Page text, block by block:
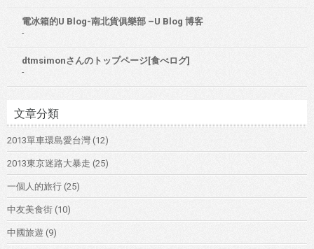
電冰箱的U Blog-南北貨俱樂部 –U Blog 博客
-
dtmsimonさんのトップページ[食べログ]
-
文章分類
2013單車環島愛台灣 (12)
2013東京迷路大暴走 (25)
一個人的旅行 (25)
中友美食街 (10)
中國旅遊 (9)